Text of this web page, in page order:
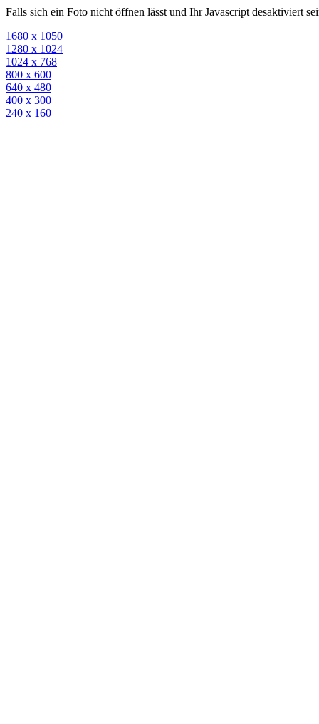
Falls sich ein Foto nicht öffnen lässt und Ihr Javascript desaktiviert
1680 x 1050
1280 x 1024
1024 x 768
800 x 600
640 x 480
400 x 300
240 x 160